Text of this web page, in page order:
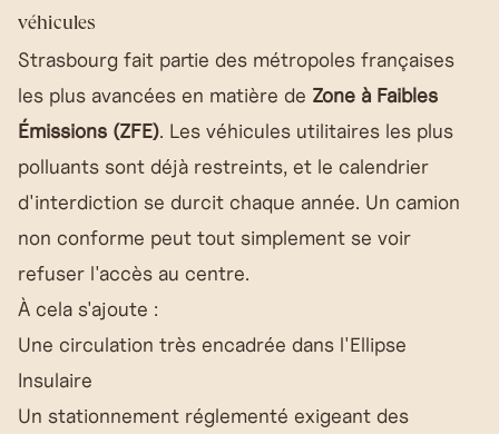
véhicules
Strasbourg fait partie des métropoles françaises
les plus avancées en matière de Zone à Faibles
Émissions (ZFE). Les véhicules utilitaires les plus
polluants sont déjà restreints, et le calendrier
d'interdiction se durcit chaque année. Un camion
non conforme peut tout simplement se voir
refuser l'accès au centre.
À cela s'ajoute :
Une circulation très encadrée dans l'Ellipse
Insulaire
Un stationnement réglementé exigeant des